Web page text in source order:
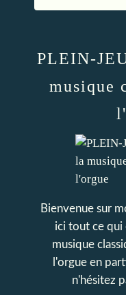
PLEIN-
musique
Bienvenue sur
ici tout ce qui
musique
l'orgue en
n'hésitez